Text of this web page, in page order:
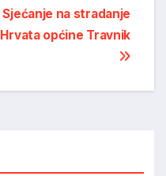
Sjećanje na stradanje
Hrvata općine Travnik